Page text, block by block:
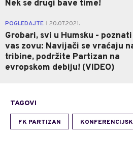
Nek se drugi bave time!
POGLEDAJTE 20.07.2021.
Grobari, svi u Humsku - poznati
vas zovu: Navijači se vraćaju
tribine, podržite Partizan na
evropskom debiju! (VIDEO)
TAGOVI
FK PARTIZAN